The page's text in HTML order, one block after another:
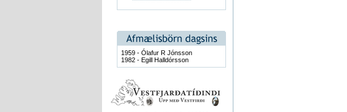
1959 - Ólafur R Jónsson
1982 - Egill Halldórsson